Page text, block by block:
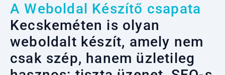
A Weboldal Készítő csapata
Kecskeméten is olyan
weboldalt készít, amely nem
csak szép, hanem üzletileg